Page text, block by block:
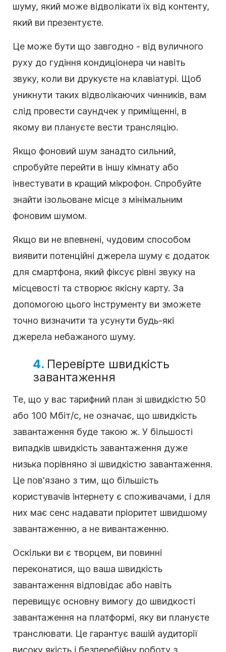
шуму, який може відволікати їх від контенту,
який ви презентуєте.
Це може бути що завгодно - від вуличного
руху до гудіння кондиціонера чи навіть
звуку, коли ви друкуєте на клавіатурі. Щоб
уникнути таких відволікаючих чинників, вам
слід провести саундчек у приміщенні, в
якому ви плануєте вести трансляцію.
Якщо фоновий шум занадто сильний,
спробуйте перейти в іншу кімнату або
інвестувати в кращий мікрофон. Спробуйте
знайти ізольоване місце з мінімальним
фоновим шумом.
Якщо ви не впевнені, чудовим способом
виявити потенційні джерела шуму є додаток
для смартфона, який фіксує рівні звуку на
місцевості та створює якісну карту. За
допомогою цього інструменту ви зможете
точно визначити та усунути будь-які
джерела небажаного шуму.
4. Перевірте швидкість
завантаження
Те, що у вас тарифний план зі швидкістю 50
або 100 Мбіт/с, не означає, що швидкість
завантаження буде такою ж. У більшості
випадків швидкість завантаження дуже
низька порівняно зі швидкістю завантаження.
Це пов'язано з тим, що більшість
користувачів інтернету є споживачами, і для
них має сенс надавати пріоритет швидшому
завантаженню, а не вивантаженню.
Оскільки ви є творцем, ви повинні
переконатися, що ваша швидкість
завантаження відповідає або навіть
перевищує основну вимогу до швидкості
завантаження на платформі, яку ви плануєте
транслювати. Це гарантує вашій аудиторії
високу якість і безперебійну роботу з